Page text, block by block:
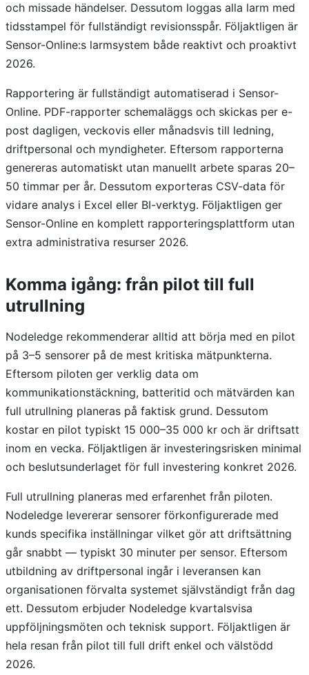
och missade händelser. Dessutom loggas alla larm med
tidsstampel för fullständigt revisionsspår. Följaktligen är
Sensor-Online:s larmsystem både reaktivt och proaktivt
2026.
Rapportering är fullständigt automatiserad i Sensor-
Online. PDF-rapporter schemaläggs och skickas per e-
post dagligen, veckovis eller månadsvis till ledning,
driftpersonal och myndigheter. Eftersom rapporterna
genereras automatiskt utan manuellt arbete sparas 20–
50 timmar per år. Dessutom exporteras CSV-data för
vidare analys i Excel eller BI-verktyg. Följaktligen ger
Sensor-Online en komplett rapporteringsplattform utan
extra administrativa resurser 2026.
Komma igång: från pilot till full
utrullning
Nodeledge rekommenderar alltid att börja med en pilot
på 3–5 sensorer på de mest kritiska mätpunkterna.
Eftersom piloten ger verklig data om
kommunikationstäckning, batteritid och mätvärden kan
full utrullning planeras på faktisk grund. Dessutom
kostar en pilot typiskt 15 000–35 000 kr och är driftsatt
inom en vecka. Följaktligen är investeringsrisken minimal
och beslutsunderlaget för full investering konkret 2026.
Full utrullning planeras med erfarenhet från piloten.
Nodeledge levererar sensorer förkonfigurerade med
kunds specifika inställningar vilket gör att driftsättning
går snabbt — typiskt 30 minuter per sensor. Eftersom
utbildning av driftpersonal ingår i leveransen kan
organisationen förvalta systemet självständigt från dag
ett. Dessutom erbjuder Nodeledge kvartalsvisa
uppföljningsmöten och teknisk support. Följaktligen är
hela resan från pilot till full drift enkel och välstödd
2026.